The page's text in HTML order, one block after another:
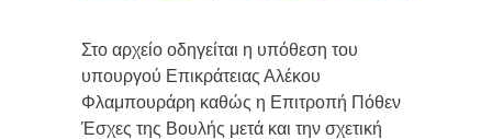
Στο αρχείο οδηγείται η υπόθεση του
υπουργού Επικράτειας Αλέκου
Φλαμπουράρη καθώς η Επιτροπή Πόθεν
Έσχες της Βουλής μετά και την σχετική